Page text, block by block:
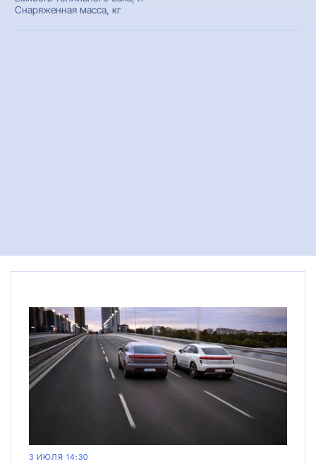
Снаряженная масса, кг
3 ИЮЛЯ 14:30